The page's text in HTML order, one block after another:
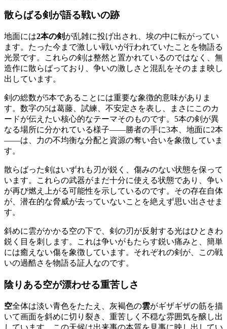
散らばる剣が語る戦いの跡
地面には2本の剣 が乱雑に投げ出され、埃の中に転がってい
ます。たった今まで激しい戦いが行われていたことを物語る
光景です。これらの剣は整然と置かれているのではなく、無
造作に散らばっており、争いの激しさと混乱をそのまま映し
出しています。
剣の総数が5本であることには重要な象徴的意味がありま
す。数字の5は葛藤、試練、不安定さを表し、まさにこのカ
ードが伝えたい核心的なテーマそのものです。5本の剣が異
なる場所に分かれている様子——勝者の手に3本、地面に2本
——は、力の不均衡な分配と資源の奪い合いを象徴していま
す。
散らばった剣はいずれも刃が鋭く、傷みのない状態を保って
います。これらの武器がまだ十分に使える状態であり、争い
が再び燃え上がる可能性を示しているのです。その存在自体
が、潜在的な脅威が去っていないことを絶えず思い出させま
す。
斜めに雲がかかる空の下で、剣の刃が反射する光はひときわ
鋭く目を刺します。これは争いがもたらす鋭い痛みと、簡単
には癒えない傷を象徴しています。それぞれの剣が、この戦
いの過酷さを物語る証人なのです。
陰りある空が漂わせる重苦しさ
空全体は淡い青色をたたえ、灰褐色の雲がギザギザの筋を描
いて画面を斜めに切り裂き、重苦しく不穏な雰囲気を醸し出
しています。この天候は出来事の本質を見事に映し出してい